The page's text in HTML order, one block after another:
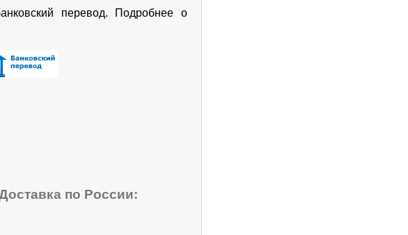
перевод. Подробнее о
по России: